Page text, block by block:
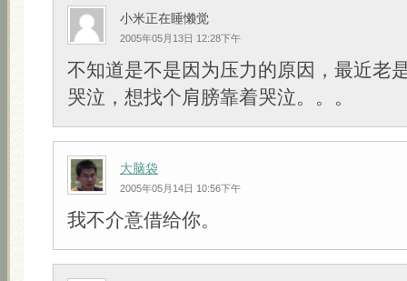
小米正在睡懒觉
2005年05月13日 12:28下午
不知道是不是因为压力的原因，最近老
哭泣，想找个肩膀靠着哭泣。。。
大脑袋
2005年05月14日 10:56下午
我不介意借给你。